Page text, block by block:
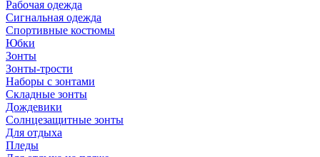
Рабочая одежда
Сигнальная одежда
Спортивные костюмы
Юбки
Зонты
Зонты-трости
Наборы с зонтами
Складные зонты
Дождевики
Солнцезащитные зонты
Для отдыха
Пледы